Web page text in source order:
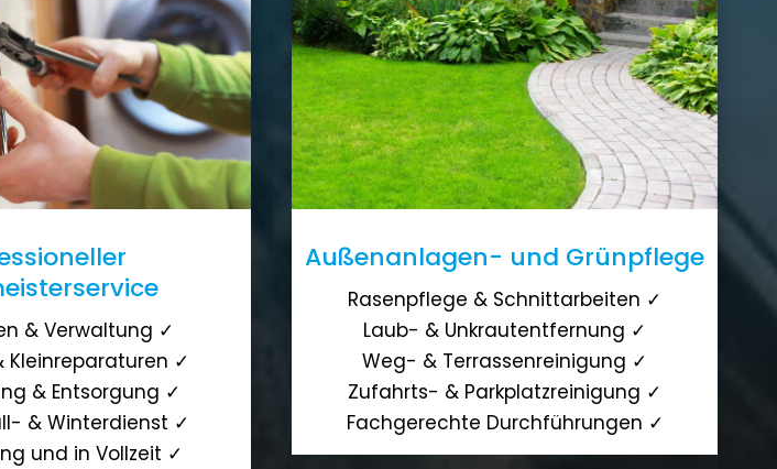
& Verwaltung ✓
Kleinreparaturen ✓
& Entsorgung ✓
& Winterdienst ✓
und in Vollzeit ✓
Außenanlagen- und Grünpflege
Rasenpflege & Schnittarbeiten ✓
Laub- & Unkrautentfernung ✓
Weg- & Terrassenreinigung ✓
Zufahrts- & Parkplatzreinigung ✓
Fachgerechte Durchführungen ✓